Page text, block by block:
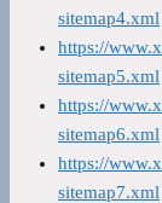
sitemap4.xml
https://
sitemap5.xml
https://
sitemap6.xml
https://
sitemap7.xml